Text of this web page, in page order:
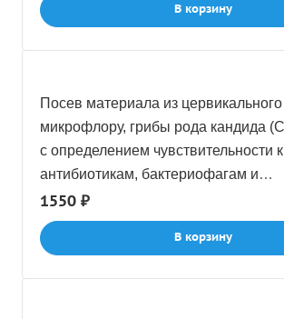
В корзину
Посев материала из
микрофлору, грибы рода кандида
c определением чувствительности к
антибиотикам, бактериофагам и
антимикотическим препаратам
1550 ₽
В корзину